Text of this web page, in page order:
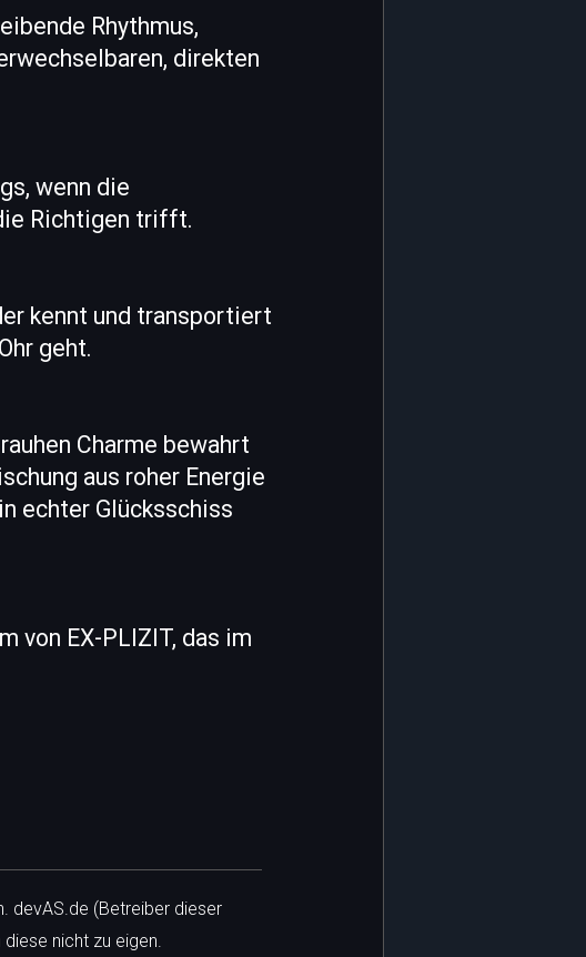
Rhythmus,
direkten
wenn die
Richtigen trifft.
kennt und transportiert
geht.
Charme bewahrt
aus roher Energie
echter Glücksschiss
von EX-PLIZIT, das im
devAS.de (Betreiber dieser
nicht zu eigen.